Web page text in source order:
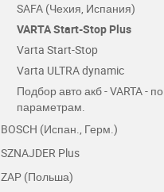
SAFA (Чехия, Испания)
VARTA Start-Stop Plus
Varta Start-Stop
Varta ULTRA dynamic
Подбор авто акб - VARTA - по
параметрам.
BOSCH (Испан., Герм.)
SZNAJDER Plus
ZAP (Польша)